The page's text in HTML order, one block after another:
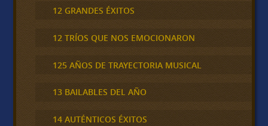
12 GRANDES ÉXITOS
12 TRÍOS QUE NOS EMOCIONARON
125 AÑOS DE TRAYECTORIA MUSICAL
13 BAILABLES DEL AÑO
14 AUTÉNTICOS ÉXITOS